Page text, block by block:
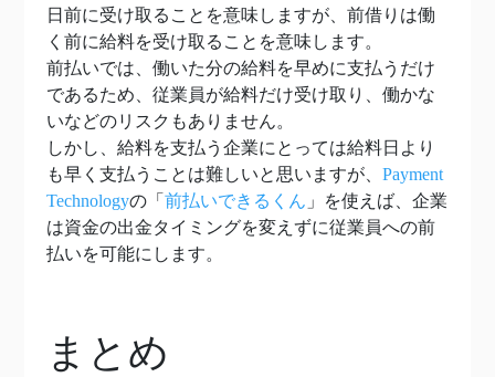
日前に受け取ることを意味しますが、前借りは働
く前に給料を受け取ることを意味します。
前払いでは、働いた分の給料を早めに支払うだけ
であるため、従業員が給料だけ受け取り、働かな
いなどのリスクもありません。
しかし、給料を支払う企業にとっては給料日より
も早く支払うことは難しいと思いますが、 Payment
Technologyの「 前払いできるくん 」を使えば、企業
は資金の出金タイミングを変えずに従業員への前
払いを可能にします。
まとめ